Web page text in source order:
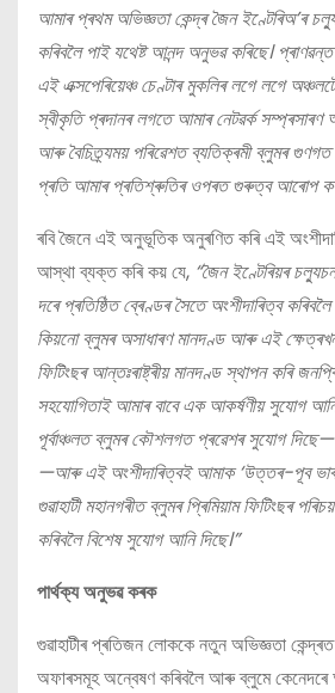
আমাৰ প্ৰথম অভিজ্ঞতা কেন্দ্ৰ জৈন ইণ্টেৰিঅ’ৰ
কৰিবলৈ পাই যথেষ্ট আনন্দ অনুভৱ কৰিছে।
এই এক্সপেৰিয়েঞ্চ চেণ্টাৰ মুকলিৰ লগে লগে
স্বীকৃতি প্ৰদানৰ লগতে আমাৰ নেটৱৰ্ক
আৰু বৈচিত্ৰ্যময় পৰিৱেশত ব্যতিক্ৰমী ব্লুমৰ গুণগত
প্ৰতি আমাৰ প্ৰতিশ্ৰুতিৰ ওপৰত গুৰুত্ব আৰোপ
ৰবি জৈনে এই অনুভূতিক অনুৰণিত কৰি এই
আস্থা ব্যক্ত কৰি কয় যে, “জৈন ইণ্টেৰিয়ৰ
দৰে প্ৰতিষ্ঠিত ব্ৰেণ্ডৰ সৈতে অংশীদাৰিত্ব
কিয়নো ব্লুমৰ অসাধাৰণ মানদণ্ড আৰু এই
ফিটিংছৰ আন্তঃৰাষ্ট্ৰীয় মানদণ্ড স্থাপন কৰি
সহযোগিতাই আমাৰ বাবে এক আকৰ্ষণীয় সুযোগ
পূৰ্বাঞ্চলত ব্লুমৰ কৌশলগত প্ৰৱেশৰ সুযোগ দিছে—
—আৰু এই অংশীদাৰিত্বই আমাক ‘উত্তৰ-পূব
গুৱাহাটী মহানগৰীত ব্লুমৰ প্ৰিমিয়াম ফিটিংছৰ
কৰিবলৈ বিশেষ সুযোগ আনি দিছে।”
পাৰ্থক্য অনুভৱ কৰক
গুৱাহাটীৰ প্ৰতিজন লোককে নতুন অভিজ্ঞতা
অফাৰসমূহ অন্বেষণ কৰিবলৈ আৰু ব্লুমে কেনেদৰে